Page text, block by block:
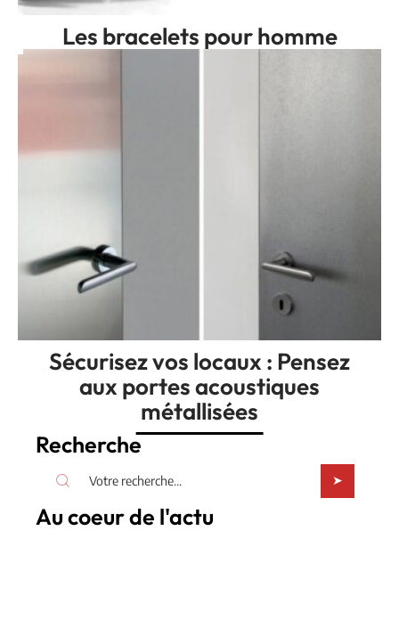
Les bracelets pour homme
Sécurisez vos locaux : Pensez
aux portes acoustiques
métallisées
Recherche
Au coeur de l'actu